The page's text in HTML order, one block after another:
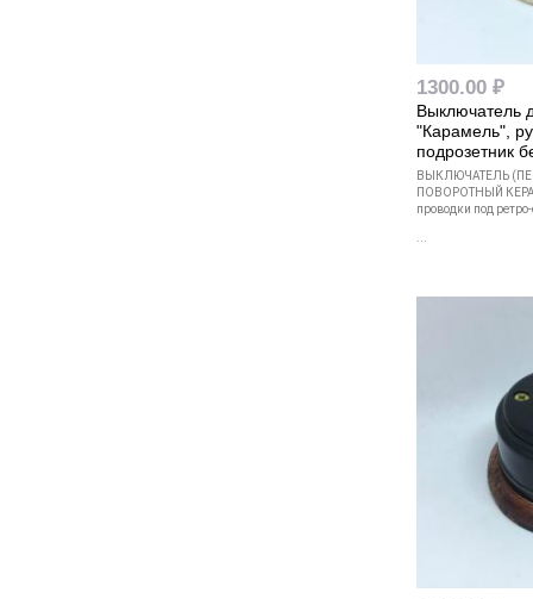
1300.00 ₽
Выключатель
"Карамель",
подрозетник
ВЫКЛЮЧАТЕЛЬ
ПОВОРОТНЫЙ
проводки под
...